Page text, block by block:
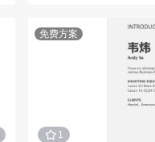
免费方案
1